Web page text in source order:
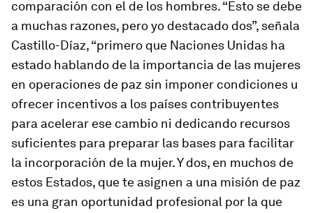
comparación con el de los hombres. “Esto se debe
a muchas razones, pero yo destacado dos”, señala
Castillo-Díaz, “primero que Naciones Unidas ha
estado hablando de la importancia de las mujeres
en operaciones de paz sin imponer condiciones u
ofrecer incentivos a los países contribuyentes
para acelerar ese cambio ni dedicando recursos
suficientes para preparar las bases para facilitar
la incorporación de la mujer. Y dos, en muchos de
estos Estados, que te asignen a una misión de paz
es una gran oportunidad profesional por la que